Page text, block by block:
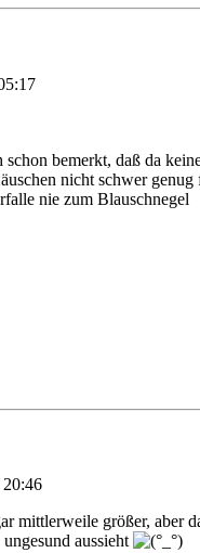
bemerkt, daß da
nicht schwer
nie zum Blauschnegel
mittlerweile größer, aber
aussieht